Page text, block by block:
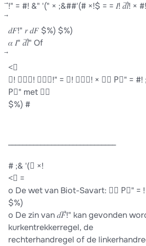
⃗!" = #! &" '(" × ;&##'(# ×!$ = = 𝐼! 𝑑𝑙⃗! ×
𝑑𝐹!" 𝑟 𝑑𝐹 $%) $%)
𝛼 𝐼" 𝑑𝑙⃗" Of
<⃗
𝐼! 𝑑𝑙⃗! 𝑑𝐹⃗!" = 𝐼! 𝑑𝑙⃗! × 𝑑𝐵 P⃗" = #!
P⃗" met 𝑑𝐵
$%) #
# ;& '(⃗ ×!
<⃗ =
o De wet van Biot-Savart: 𝑑𝐵 P⃗" =
$%)
o De zin van 𝑑𝐹⃗!" kan gevonden
kurkentrekkerregel, de
rechterhandregel of de